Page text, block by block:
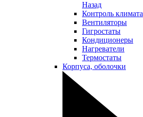
Назад
Контроль климата
Вентиляторы
Гигростаты
Кондиционеры
Нагреватели
Термостаты
Корпуса, оболочки